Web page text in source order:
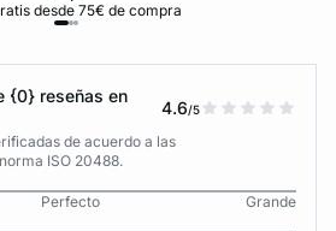
desde 75€ de compra
{0} reseñas en
4.6/5
de acuerdo a las
ISO 20488.
Perfecto
Grande